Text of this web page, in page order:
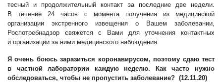
тесный и продолжительный контакт за последние две недели.
В течение 24 часов с момента получения из медицинской
организации экстренного извещения о Вашем заболевании,
Роспотребнадзор свяжется с Вами для уточнения контактных
и организации за ними медицинского наблюдения.
Я очень боюсь заразиться коронавирусом, поэтому сдаю тест
в частной лаборатории каждую неделю. Как часто нужно
обследоваться, чтобы не пропустить заболевание? (12.11.20)